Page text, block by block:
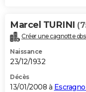
Marcel TURINI
Créer une cagnotte
Naissance
23/12/1932
Décès
13/01/2008 à